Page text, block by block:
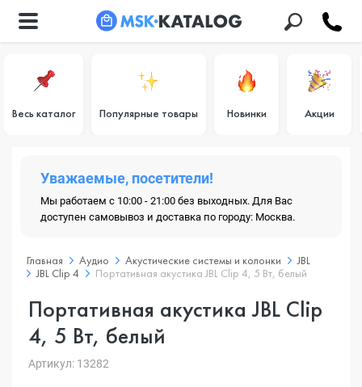
Весь каталог Популярные товары Новинки Акции
Уважаемые, посетители!
Мы работаем с 10:00 - 21:00 без выходных. Для Вас
доступен самовывоз и доставка по городу: Москва.
Главная Аудио Акустические системы и колонки
JBL
JBL Clip 4
Портативная акустика JBL Clip 4, 5 Вт, белый
Портативная акустика JBL Clip
4, 5 Вт, белый
Артикул: 13282